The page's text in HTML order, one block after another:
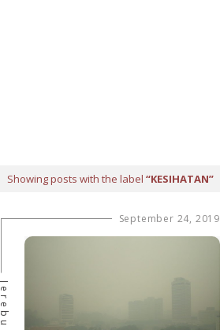
Showing posts with the label KESIHATAN
September 24, 2019
Jerebu